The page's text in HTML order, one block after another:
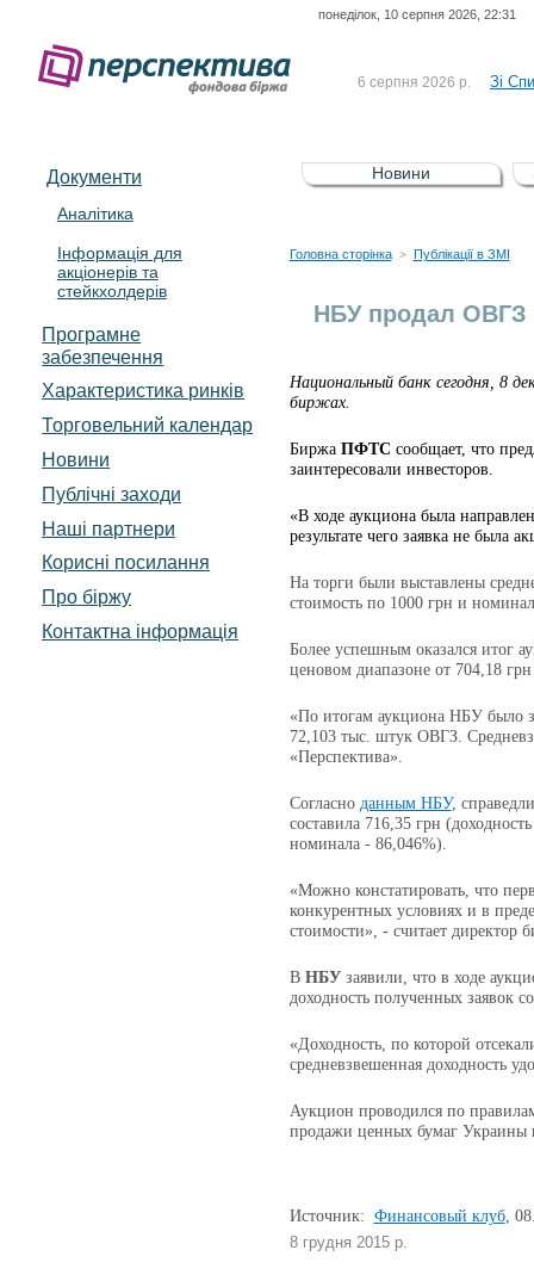
понеділок, 10 серпня 2026, 22:31
6 серпня 2026 р. Зі
5 серпня 2026 р.
Зі
UA4000232607)
4 серпня 2026 р.
До
Документи
Аналітика
Інформація для
акціонерів та
стейкхолдерів
Програмне
забезпечення
Характеристика pинків
Торговельний календар
Новини
Публічні заходи
Наші партнери
Корисні посилання
Про біржу
Контактна інформація
Новини
Головна сторінка > Публікації в ЗМІ
НБУ продал ОВГЗ
Национальный банк сегодня, 8
биржах.
Биржа ПФТС сообщает, что
заинтересовали инвесторов.
«В ходе аукциона была
результате чего заявка не была
На торги были выставлены
стоимость по 1000 грн и
Более успешным оказался итог
ценовом диапазоне от 704,18
«По итогам аукциона НБУ было
72,103 тыс. штук ОВГЗ.
«Перспектива».
Согласно данным НБУ,
составила 716,35 грн
номинала - 86,046%).
«Можно констатировать, что
конкурентных условиях и в
стоимости», - считает
В НБУзаявили, что в ходе
доходность полученных заявок
«Доходность, по которой
средневзвешенная доходность
Аукцион проводился по
продажи ценных бумаг Украины
Источник: Финансовый клуб,
8 грудня 2015 р.